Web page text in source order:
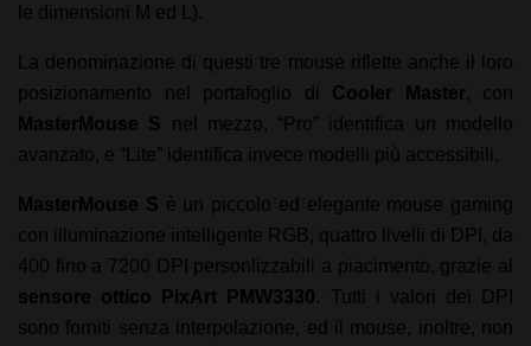
le dimensioni M ed L).
La denominazione di questi tre mouse riflette anche il loro
posizionamento nel portafoglio di Cooler Master, con
MasterMouse S nel mezzo, “Pro” identifica un modello
avanzato, e “Lite” identifica invece modelli più accessibili.
MasterMouse S è un piccolo ed elegante mouse gaming
con illuminazione intelligente RGB, quattro livelli di DPI, da
400 fino a 7200 DPI personlizzabili a piacimento, grazie al
sensore ottico PixArt PMW3330. Tutti i valori dei DPI
sono forniti senza interpolazione, ed il mouse, inoltre, non